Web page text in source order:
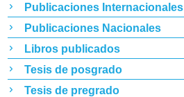
Publicaciones Internacionales
Publicaciones Nacionales
Libros publicados
Tesis de posgrado
Tesis de pregrado